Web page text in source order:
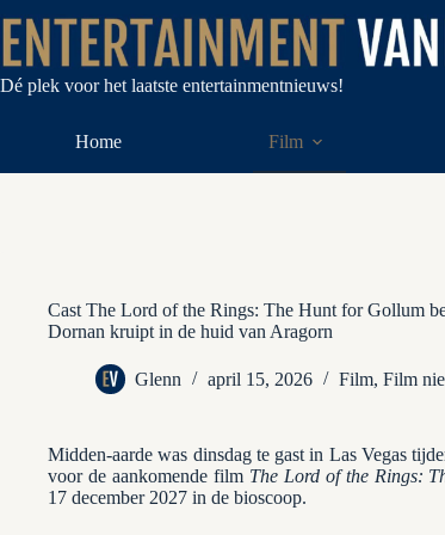
naar
de
inhoud
Dé plek voor het laatste entertainmentnieuws!
Home Film
Cast The Lord of the Rings: The Hunt for Gollum
Dornan kruipt in de huid van Aragorn
Glenn april 15, 2026 Film, Film
Midden-aarde was dinsdag te gast in Las Vegas
voor de aankomende film The Lord of the Rings:
17 december 2027 in de bioscoop.